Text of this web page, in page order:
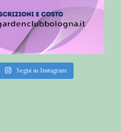
Segui su Instagram